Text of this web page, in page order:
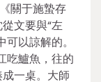
關于施蟄存
文要與“左
以諒解的。
吃鱸魚，往的
一桌。大師